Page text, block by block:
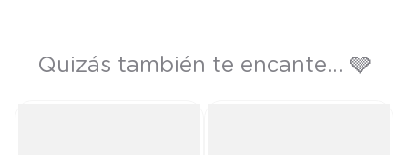
Quizás también te encante... 🩶